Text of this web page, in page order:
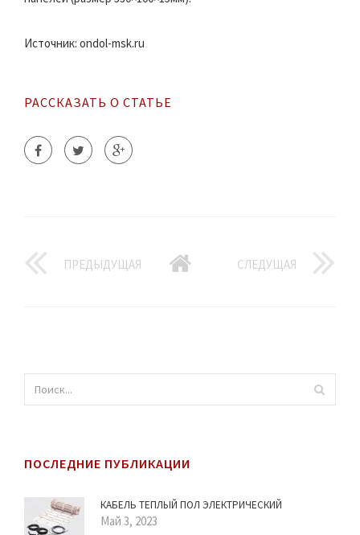
Источник: ondol-msk.ru
РАССКАЗАТЬ О СТАТЬЕ
ПРЕДЫДУЩАЯ СЛЕДУЩАЯ
ПОСЛЕДНИЕ ПУБЛИКАЦИИ
КАБЕЛЬ ТЕПЛЫЙ ПОЛ ЭЛЕКТРИЧЕСКИЙ
Май 3, 2023